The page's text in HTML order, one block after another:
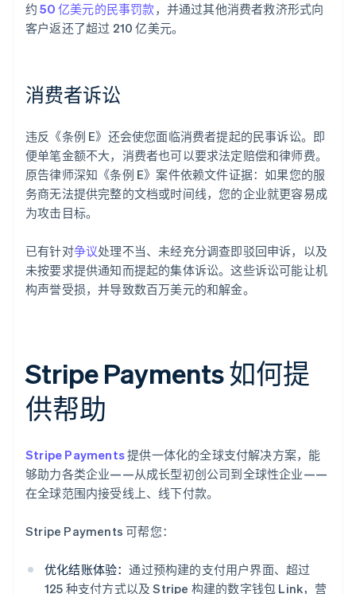
约50 亿美元的民事罚款，并通过其他消费者救济形式向
客户返还了超过 210 亿美元。
消费者诉讼
违反《条例 E》还会使您面临消费者提起的民事诉讼。即
便单笔金额不大，消费者也可以要求法定赔偿和律师费。
原告律师深知《条例 E》案件依赖文件证据：如果您的服
务商无法提供完整的文档或时间线，您的企业就更容易成
为攻击目标。
已有针对争议处理不当、未经充分调查即驳回申诉，以及
未按要求提供通知而提起的集体诉讼。这些诉讼可能让机
构声誉受损，并导致数百万美元的和解金。
Stripe Payments 如何提
供帮助
Stripe Payments提供一体化的全球支付解决方案，能
够助力各类企业——从成长型初创公司到全球性企业——
在全球范围内接受线上、线下付款。
Stripe Payments 可帮您：
优化结账体验：通过预构建的支付用户界面、超过
125 种支付方式以及 Stripe 构建的数字钱包 Link，营